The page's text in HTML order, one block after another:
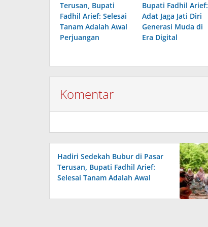
Terusan, Bupati
Fadhil Arief: Selesai
Tanam Adalah Awal
Perjuangan
Bupati Fadhil Arief:
Adat Jaga Jati Diri
Generasi Muda di
Era Digital
Komentar
Hadiri Sedekah Bubur di Pasar
Terusan, Bupati Fadhil Arief:
Selesai Tanam Adalah Awal